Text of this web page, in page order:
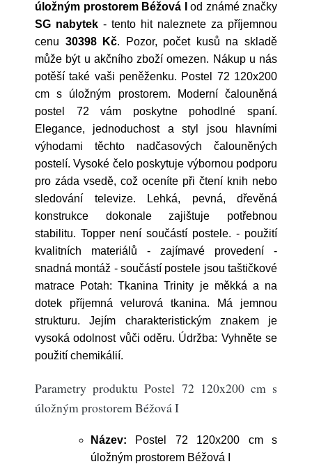
úložným prostorem Béžová I
od známé značky
SG nabytek - tento hit naleznete za příjemnou
cenu 30398 Kč. Pozor, počet kusů na skladě
může být u akčního zboží omezen. Nákup u nás
potěší také vaši peněženku. Postel 72 120x200
cm s úložným prostorem. Moderní čalouněná
postel 72 vám poskytne pohodlné spaní.
Elegance, jednoduchost a styl jsou hlavními
výhodami těchto nadčasových čalouněných
postelí. Vysoké čelo poskytuje výbornou podporu
pro záda vsedě, což oceníte při čtení knih nebo
sledování televize. Lehká, pevná, dřevěná
konstrukce dokonale zajištuje potřebnou
stabilitu. Topper není součástí postele. - použití
kvalitních materiálů - zajímavé provedení -
snadná montáž - součástí postele jsou taštičkové
matrace Potah: Tkanina Trinity je měkká a na
dotek příjemná velurová tkanina. Má jemnou
strukturu. Jejím charakteristickým znakem je
vysoká odolnost vůči oděru. Údržba: Vyhněte se
použití chemikálií.
Parametry produktu Postel 72 120x200 cm s
úložným prostorem Béžová I
Název: Postel 72 120x200 cm s
úložným prostorem Béžová I